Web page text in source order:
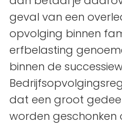
geval van een
opvolging binnen
erfbelasting
binnen de
dat een groot
worden